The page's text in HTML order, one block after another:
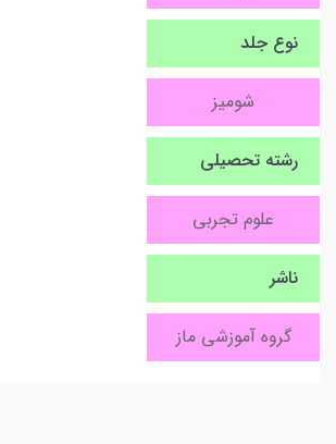
نوع جلد
شومیز
رشته تحصیلی
علوم تجربی
ناشر
گروه آموزشی ماز